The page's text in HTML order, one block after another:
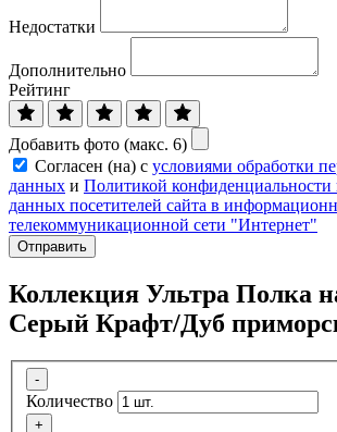
Недостатки
Дополнительно
Рейтинг
Добавить фото (макс. 6)
Согласен (на) с условиями обработки
данных и Политикой конфиденциальности
данных посетителей сайта в
телекоммуникационной сети "Интернет"
Отправить
Коллекция Ультра Полка
Серый Крафт/Дуб
-
Количество
+